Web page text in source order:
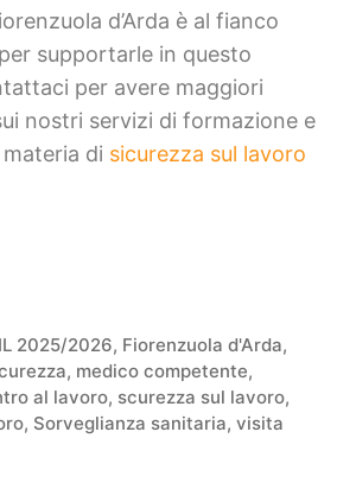
d’Arda è al fianco
supportarle in questo
per avere maggiori
nostri servizi di formazione e
di sicurezza sul lavoro
2025/2026, Fiorenzuola d'Arda,
, medico competente,
al lavoro, scurezza sul lavoro,
, Sorveglianza sanitaria, visita